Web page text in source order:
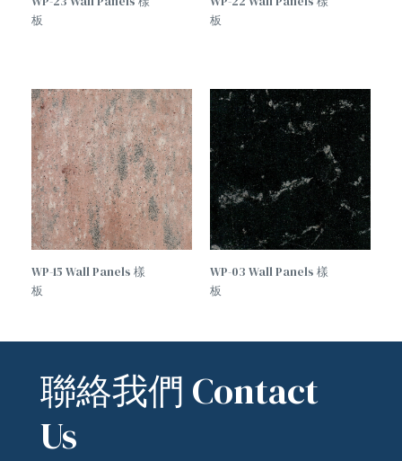
板
板
WP-15 Wall Panels 樣
板
WP-03 Wall Panels 樣
板
聯絡我們 Contact
Us